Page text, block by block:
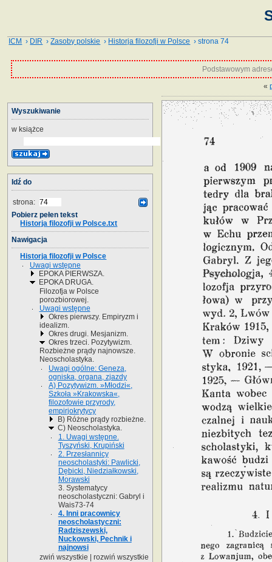
ICM › DIR ›Zasoby polskie › Historja filozofji w Polsce › strona 74
Podstawowym
«
Wyszukiwanie
w książce
Idź do
strona:
Pobierz pełen tekst
Historja filozofji w Polsce.txt
Nawigacja
Historja filozofji w Polsce
Uwagi wstępne
EPOKA PIERWSZA.
EPOKA DRUGA.
Filozofja w Polsce
porozbiorowej.
Uwagi wstępne
Okres pierwszy. Empiryzm i
idealizm.
Okres drugi. Mesjanizm.
Okres trzeci. Pozytywizm.
Rozbieżne prądy najnowsze.
Neoscholastyka.
Uwagi ogólne: Geneza,
ogniska, organa, zjazdy
A) Pozytywizm. »Młodzi«,
Szkoła »Krakowska«,
filozofowie przyrody,
empirjokrytycy
B) Różne prądy rozbieżne.
C) Neoscholastyka.
1. Uwagi wstępne.
Tyszyński, Krupiński
2. Przesłannicy
neoscholastyki: Pawlicki,
Dębicki, Niedziałkowski,
Morawski
3. Systematycy
neoscholastyczni: Gabryl i
Wais73-74
4. Inni pracownicy
neoscholastyczni:
Radziszewski,
Nuckowski, Pechnik i
najnowsi
zwiń wszystkie | rozwiń wszystkie